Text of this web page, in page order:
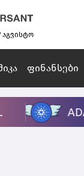
აგვისტო
ფინანსები